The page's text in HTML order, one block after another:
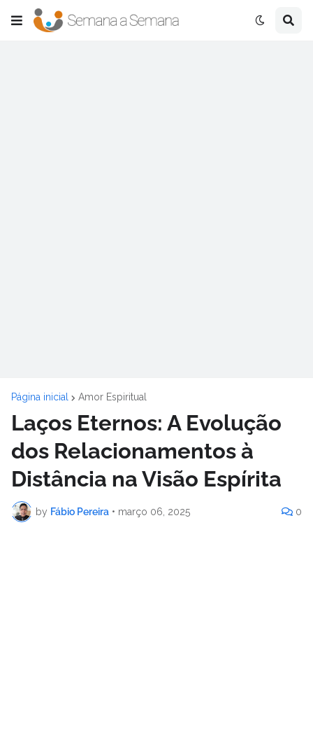
Página inicial Amor Espiritual
Laços Eternos: A Evolução
dos Relacionamentos à
Distância na Visão Espírita
by Fábio Pereira • março 06, 2025 0